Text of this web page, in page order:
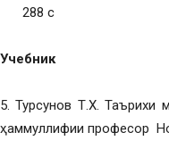
288 с
Учебник
5. Турсунов Т.Х. Таърихи
ҳаммуллифии професор